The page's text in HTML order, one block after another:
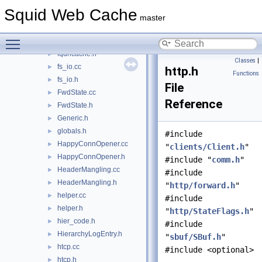
Squid Web Cache master
► filemap.cc
► fqdncache.h
► fs_io.cc
► fs_io.h
► FwdState.cc
► FwdState.h
► Generic.h
► globals.h
► HappyConnOpener.cc
► HappyConnOpener.h
► HeaderMangling.cc
► HeaderMangling.h
► helper.cc
► helper.h
► hier_code.h
► HierarchyLogEntry.h
► htcp.cc
► htcp.h
Classes |
Functions
http.h
File
Reference
#include
"clients/Client.h"
#include "comm.h"
#include
" http/forward.h"
#include
" http/StateFlags.h"
#include
"sbuf/SBuf.h"
#include <optional>